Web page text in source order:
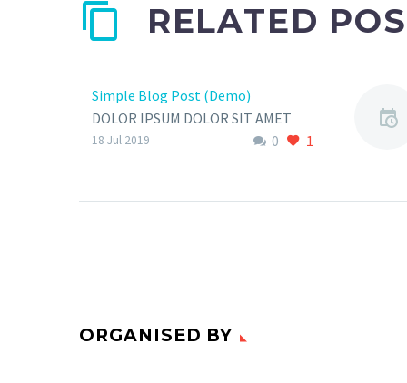
RELATED
Simple Blog Post (Demo)
DOLOR IPSUM DOLOR SIT AMET
Lorem ipsum dolor sit amet, 0 1
18 Jul 2019
ORGANISED BY